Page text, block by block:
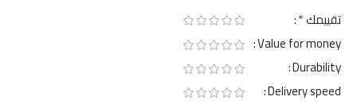
تقييمك*
Value for money
Durability
Delivery speed